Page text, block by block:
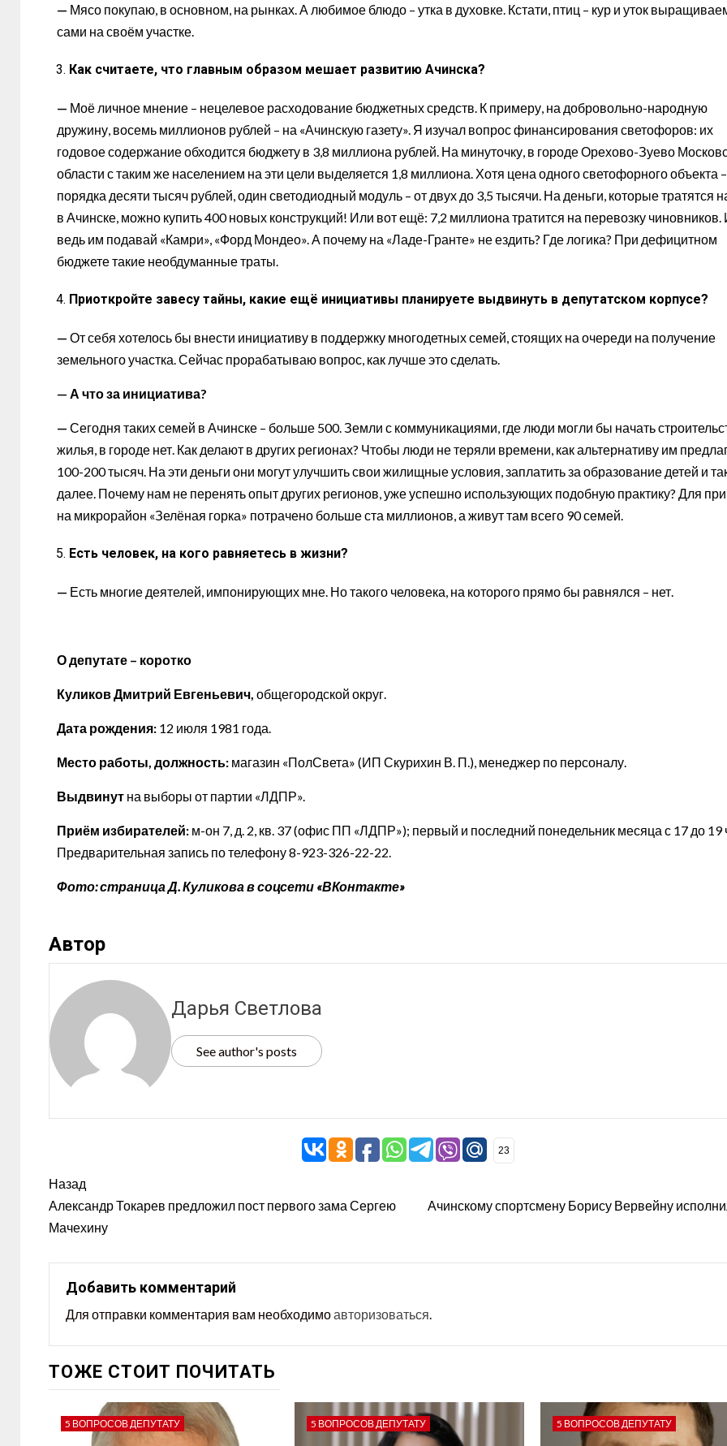
— Мясо покупаю, в основном, на рынках. А любимое блюдо – утка в духовке. Кстати, птиц – кур и уток
сами на своём участке.
Как считаете, что главным образом мешает развитию Ачинска?
— Моё личное мнение – нецелевое расходование бюджетных средств. К примеру, на добровольно-народную
дружину, восемь миллионов рублей – на «Ачинскую газету». Я изучал вопрос финансирования светофоров: их
годовое содержание обходится бюджету в 3,8 миллиона рублей. На минуточку, в городе Орехово-Зуево
области с таким же населением на эти цели выделяется 1,8 миллиона. Хотя цена одного светофорного объекта –
порядка десяти тысяч рублей, один светодиодный модуль – от двух до 3,5 тысячи. На деньги, которые тратятся
в Ачинске, можно купить 400 новых конструкций! Или вот ещё: 7,2 миллиона тратится на перевозку чиновников.
ведь им подавай «Камри», «Форд Мондео». А почему на «Ладе-Гранте» не ездить? Где логика? При дефицитном
бюджете такие необдуманные траты.
Приоткройте завесу тайны, какие ещё инициативы планируете выдвинуть в депутатском корпусе?
— От себя хотелось бы внести инициативу в поддержку многодетных семей, стоящих на очереди на получение
земельного участка. Сейчас прорабатываю вопрос, как лучше это сделать.
— А что за инициатива?
— Сегодня таких семей в Ачинске – больше 500. Земли с коммуникациями, где люди могли бы начать
жилья, в городе нет. Как делают в других регионах? Чтобы люди не теряли времени, как альтернативу им
100-200 тысяч. На эти деньги они могут улучшить свои жилищные условия, заплатить за образование детей и
далее. Почему нам не перенять опыт других регионов, уже успешно использующих подобную практику? Для
на микрорайон «Зелёная горка» потрачено больше ста миллионов, а живут там всего 90 семей.
Есть человек, на кого равняетесь в жизни?
— Есть многие деятелей, импонирующих мне. Но такого человека, на которого прямо бы равнялся – нет.
О депутате – коротко
Куликов Дмитрий Евгеньевич, общегородской округ.
Дата рождения: 12 июля 1981 года.
Место работы, должность: магазин «ПолСвета» (ИП Скурихин В. П.), менеджер по персоналу.
Выдвинут на выборы от партии «ЛДПР».
Приём избирателей: м-он 7, д. 2, кв. 37 (офис ПП «ЛДПР»); первый и последний понедельник месяца с 17 до 19
Предварительная запись по телефону 8-923-326-22-22.
Фото: страница Д. Куликова в соцсети «ВКонтакте»
Автор
Дарья Светлова
See author's posts
23
Назад
Александр Токарев предложил пост первого зама Сергею
Мачехину
Ачинскому спортсмену Борису Вервейну
Добавить комментарий
Для отправки комментария вам необходимоавторизоваться
ТОЖЕ СТОИТ ПОЧИТАТЬ
5 ВОПРОСОВ ДЕПУТАТУ 5 ВОПРОСОВ ДЕПУТАТУ 5 ВОПРОСОВ ДЕПУТАТУ